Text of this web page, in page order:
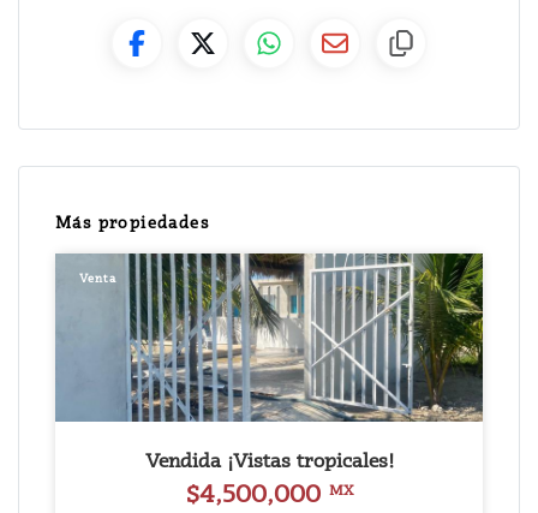
Más propiedades
Venta
Vendida ¡Vistas tropicales!
$4,500,000 MX